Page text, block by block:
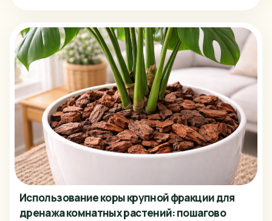
Использование коры крупной фракции для
дренажа комнатных растений: пошагово